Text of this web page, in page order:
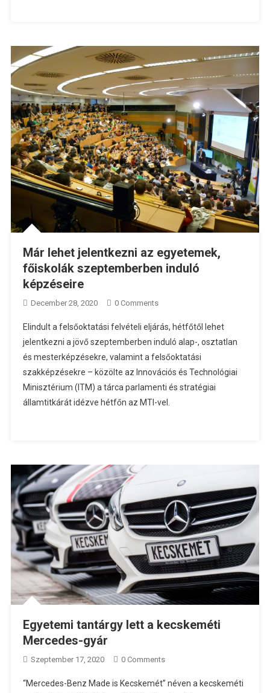
Már lehet jelentkezni az egyetemek,
főiskolák szeptemberben induló
képzéseire
December 28, 2020 0 Comments
Elindult a felsőoktatási felvételi eljárás, hétfőtől lehet
jelentkezni a jövő szeptemberben induló alap-, osztatlan
és mesterképzésekre, valamint a felsőoktatási
szakképzésekre – közölte az Innovációs és Technológiai
Minisztérium (ITM) a tárca parlamenti és stratégiai
államtitkárát idézve hétfőn az MTI-vel.
Egyetemi tantárgy lett a kecskeméti
Mercedes-gyár
Szeptember 17, 2020 0 Comments
“Mercedes-Benz Made is Kecskemét” néven a kecskeméti